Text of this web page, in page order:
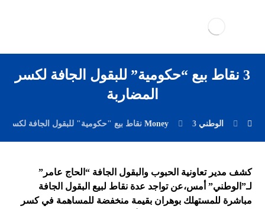
3 نقاط بيع “حكومية” للبقول الجافة لكسر
المضاربة
الوطني Money3 نقاط بيع "حكومية" للبقول الجافة لكسر المضاربة
كشف مدير تعاونية الحبوب والبقول الجافة “الحاج عامر”
لـ”الوطني” أمس،عن تواجد عدة نقاط لبيع البقول الجافة
مباشرة للمستهلك بوهران بقيمة منخفضة للمساهمة في كسر